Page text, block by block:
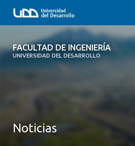
FACULTAD DE INGENIERÍA
UNIVERSIDAD DEL DESARROLLO
FACULTAD DE INGENIERÍA
Noticias